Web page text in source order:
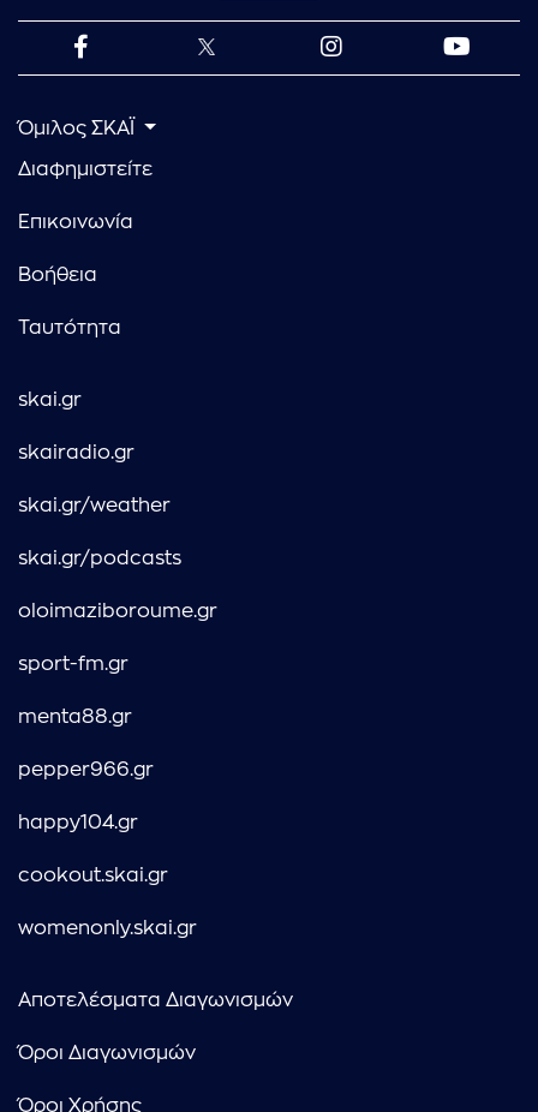
Όμιλος ΣΚΑΪ
Διαφημιστείτε
Επικοινωνία
Βοήθεια
Ταυτότητα
skai.gr
skairadio.gr
skai.gr/weather
skai.gr/podcasts
oloimaziboroume.gr
sport-fm.gr
menta88.gr
pepper966.gr
happy104.gr
cookout.skai.gr
womenonly.skai.gr
Αποτελέσματα Διαγωνισμών
Όροι Διαγωνισμών
Όροι Χρήσης